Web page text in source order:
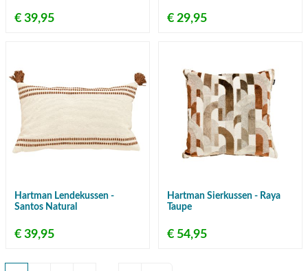
€ 39,95 € 29,95
Hartman Lendekussen -
Santos Natural
€ 39,95
Hartman Sierkussen - Raya
Taupe
€ 54,95